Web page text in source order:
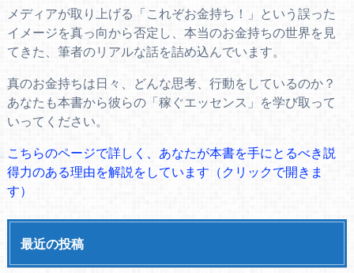
メディアが取り上げる「これぞお金持ち！」という誤った
イメージを真っ向から否定し、本当のお金持ちの世界を見
てきた、筆者のリアルな話を詰め込んでいます。
真のお金持ちは日々、どんな思考、行動をしているのか？
あなたも本書から彼らの「稼ぐエッセンス」を学び取って
いってください。
こちらのページで詳しく、あなたが本書を手にとるべき説
得力のある理由を解説をしています（クリックで開きま
す）
最近の投稿